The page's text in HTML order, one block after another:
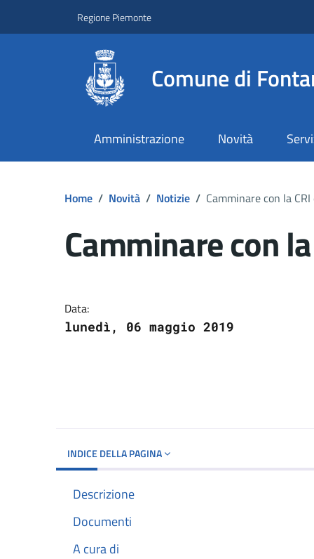
Regione Piemonte
Comune di
Amministrazione Novità
Home / Novità / Notizie / Camminare con la
Camminare con
Data:
lunedì, 06 maggio 2019
INDICE DELLA PAGINA
Descrizione
Documenti
A cura di